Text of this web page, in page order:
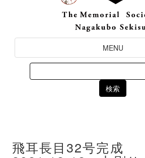
Toggle
Navigation
MENU
Search
for:
飛耳長目32号完成